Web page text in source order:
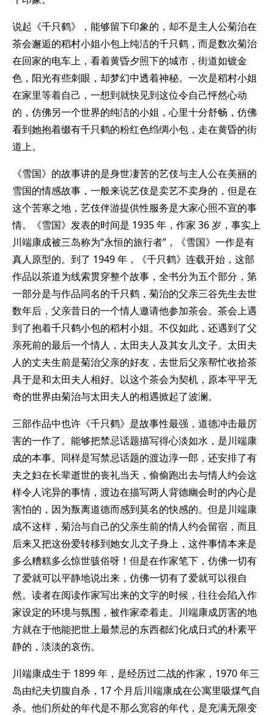
说起《千只鹤》，能够留下印象的，却不是主人公菊治在
茶会邂逅的稻村小姐小包上纯洁的千只鹤，而是数次菊治
在回家的电车上，看着黄昏夕照下的城市，街道如镀金
色，阳光有些刺眼，却梦幻中透着神秘。一次是稻村小姐
在家里等着自己，一想到就快见到这位令自己怦然心动
的，仿佛另一个世界的纯洁的小姐，心里十分舒畅，仿佛
看到她抱着缀有千只鹤的粉红色绉绸小包，走在黄昏的街
道上。
《雪国》的故事讲的是身世凄苦的艺伎与主人公在美丽的
雪国的情感故事，一般来说艺伎是卖艺不卖身的，但是在
这个苦寒之地，艺伎伴游提供性服务是大家心照不宣的事
情。《雪国》发表的时间是 1935 年，作家 36 岁，事实上
川端康成被三岛称为“永恒的旅行者”，《雪国》一作是有
真人原型的。到了 1949 年，《千只鹤》连载开始，这部
作品以茶道为线索贯穿整个故事，全书分为五个部分，第
一部分是与作品同名的千只鹤，菊治的父亲三谷先生去世
数年后，父亲昔日的一个情人邀请他参加茶会。茶会上遇
到了抱着千只鹤小包的稻村小姐。不仅如此，还遇到了父
亲死前的最后一个情人，太田夫人及其女儿文子。太田夫
人的丈夫生前是菊治父亲的好友，去世后父亲帮忙收拾茶
具于是和太田夫人相好。以这个茶会为契机，原本平平无
奇的世界由菊治与太田夫人的相遇掀起了波澜。
三部作品中也许《千只鹤》是故事性最强，道德冲击最厉
害的一作了。能够把禁忌话题描写得心淡如水，是川端康
成的本事。同样是写禁忌话题的渡边淳一郎，还安排了有
夫之妇在长辈逝世的丧礼当天，偷偷跑出去与情人约会这
样令人诧异的事情，渡边在描写两人背德幽会时的内心是
害怕的，因为叛离道德而感到莫名的快感的。但是川端康
成不这样，菊治与自己的父亲生前的情人约会留宿，而且
后来又把这份爱转移到她女儿文子身上，这件事情本来是
多么糟糕多么惊世骇俗呀！但是在作家笔下，仿佛一切有
了爱就可以平静地说出来，仿佛一切有了爱就可以很自
然。读者在阅读作家写出来的文字的时候，往往会陷入作
家设定的环境与氛围，被作家牵着走。川端康成厉害的地
方就在于他能把世上最禁忌的东西都幻化成日式的朴素平
静的，淡淡的哀伤。
川端康成生于 1899 年，是经历过二战的作家，1970 年三
岛由纪夫切腹自杀，17 个月后川端康成在公寓里吸煤气自
杀。他们所处的年代是不那么宽容的年代，是充满无限变